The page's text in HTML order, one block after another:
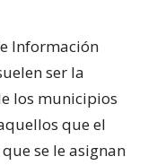
Información
ser la
los municipios
que el
se le asignan